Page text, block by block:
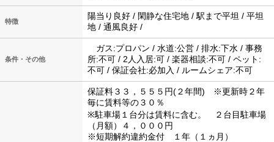
特徴
陽当り良好 / 閑静な住宅地 / 駅まで平坦 / 平坦
地 / 通風良好 /
条件・その他
ガス:プロパン / 水道:公営 / 排水:下水 / 事務
所:不可 / 2人入居:可 / 楽器相談:不可 / ペット:
不可 / 保証会社:必加入 / ルームシェア:不可
保証料３３，５５５円(２年間) ※更新時２年
毎に賃料等の３０％
※駐車場１台分は賃料に含む。 ２台目駐車場
（月額）４，０００円
※短期解約違約金付 １年（１ヵ月）